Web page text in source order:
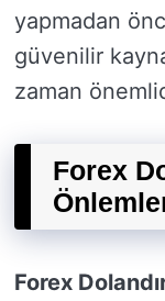
yapmadan
güvenilir
zaman
Forex
Forex